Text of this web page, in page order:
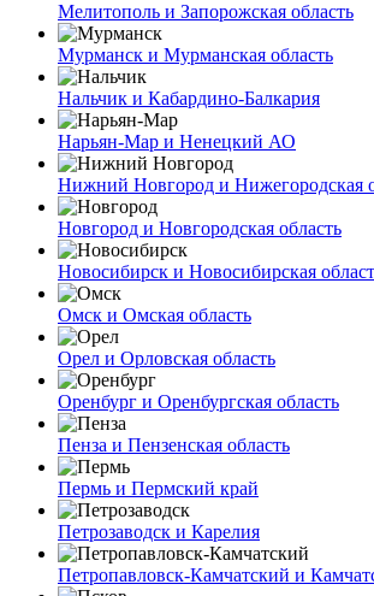
Мелитополь и Запорожская область
Мурманск и Мурманская область
Нальчик и Кабардино-Балкария
Нарьян-Мар и Ненецкий АО
Нижний Новгород и Нижегородская
Новгород и Новгородская область
Новосибирск и Новосибирская
Омск и Омская область
Орел и Орловская область
Оренбург и Оренбургская область
Пенза и Пензенская область
Пермь и Пермский край
Петрозаводск и Карелия
Петропавловск-Камчатский и